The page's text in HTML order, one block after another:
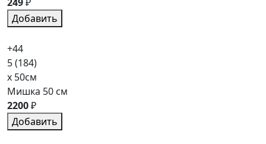
Добавить
+44
5(184)
x 50см
Мишка 50 см
2200₽
Добавить